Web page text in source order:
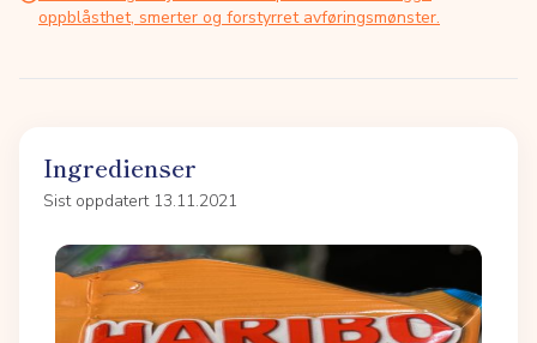
oppblåsthet, smerter og forstyrret avføringsmønster.
Ingredienser
Sist oppdatert 13.11.2021